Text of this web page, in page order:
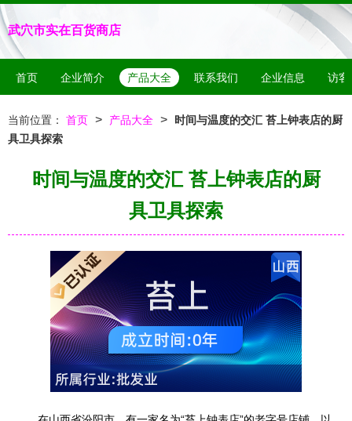
武穴市实在百货商店
首页 企业简介 产品大全 联系我们 企业信息 访客
当前位置： 首页 > 产品大全 >
时间与温度的交汇 苔上钟表店的厨
具卫具探索
时间与温度的交汇 苔上钟表店的厨
具卫具探索